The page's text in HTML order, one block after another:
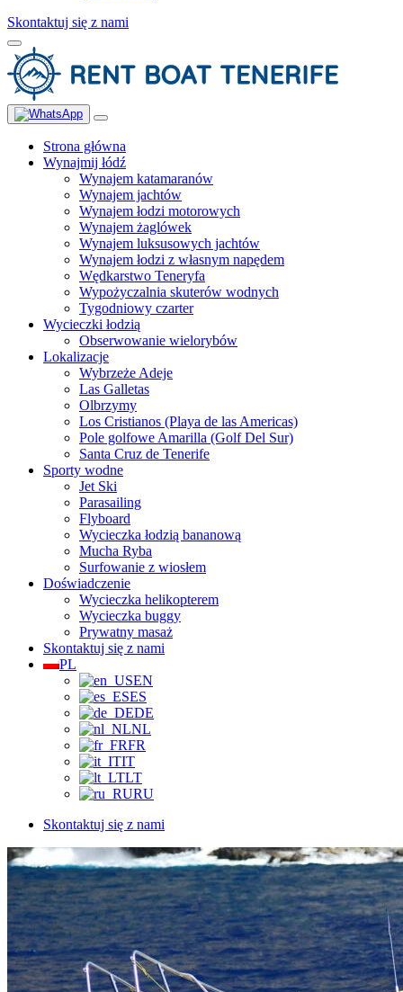
Skontaktuj się z nami
Strona główna
Wynajmij łódź
Wynajem katamaranów
Wynajem jachtów
Wynajem łodzi motorowych
Wynajem żaglówek
Wynajem luksusowych jachtów
Wynajem łodzi z własnym napędem
Wędkarstwo Teneryfa
Wypożyczalnia skuterów wodnych
Tygodniowy czarter
Wycieczki łodzią
Obserwowanie wielorybów
Lokalizacje
Wybrzeże Adeje
Las Galletas
Olbrzymy
Los Cristianos (Playa de las Americas)
Pole golfowe Amarilla (Golf Del Sur)
Santa Cruz de Tenerife
Sporty wodne
Jet Ski
Parasailing
Flyboard
Wycieczka łodzią bananową
Mucha Ryba
Surfowanie z wiosłem
Doświadczenie
Wycieczka helikopterem
Wycieczka buggy
Prywatny masaż
Skontaktuj się z nami
PL
EN
ES
DE
NL
FR
IT
LT
RU
Skontaktuj się z nami